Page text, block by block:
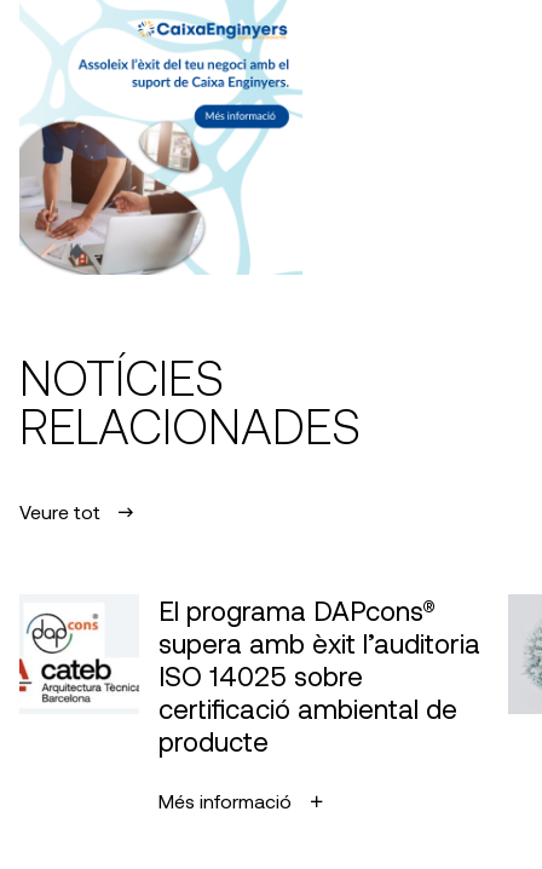
NOTÍCIES
RELACIONADES
Veure tot
El programa DAPcons®
supera amb èxit l’auditoria
ISO 14025 sobre
certificació ambiental de
producte
Més informació